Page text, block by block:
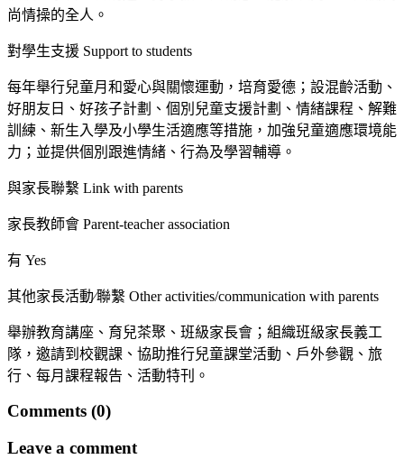
尚情操的全人。
對學生支援 Support to students
每年舉行兒童月和愛心與關懷運動，培育愛德；設混齡活動、
好朋友日、好孩子計劃、個別兒童支援計劃、情緒課程、解難
訓練、新生入學及小學生活適應等措施，加強兒童適應環境能
力；並提供個別跟進情緒、行為及學習輔導。
與家長聯繫 Link with parents
家長教師會 Parent-teacher association
有 Yes
其他家長活動∕聯繫 Other activities/communication with parents
舉辦教育講座、育兒茶聚、班級家長會；組織班級家長義工
隊，邀請到校觀課、協助推行兒童課堂活動、戶外參觀、旅
行、每月課程報告、活動特刊。
Comments (0)
Leave a comment